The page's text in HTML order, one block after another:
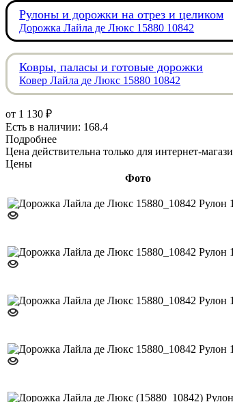
Рулоны и дорожки на отрез и целиком
Дорожка Лайла де Люкс 15880 10842
Ковры, паласы и готовые дорожки
Ковер Лайла де Люкс 15880 10842
от 1 130 ₽
Есть в наличии: 168.4
Подробнее
Цена действительна только для интернет-
Цены
Фото